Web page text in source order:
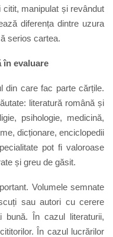
manipulat și revândut
diferența dintre uzura
serios cartea.
în evaluare
din care fac parte cărțile.
literatură română și
psihologie, medicină,
dicționare, enciclopedii
pot fi valoroase
și greu de găsit.
Volumele semnate
sau autori cu cerere
În cazul literaturii,
În cazul lucrărilor